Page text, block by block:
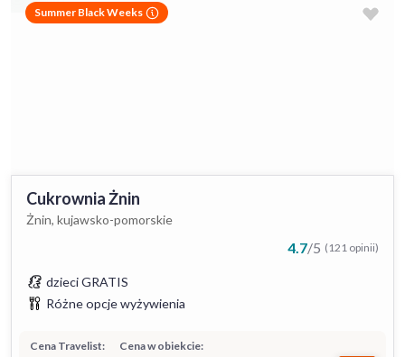
Summer Black Weeks
Cukrownia Żnin
Żnin, kujawsko-pomorskie
4.7/5 (121 opinii)
dzieci GRATIS
Różne opcje wyżywienia
Cena w obiekcie:
Cena Travelist: